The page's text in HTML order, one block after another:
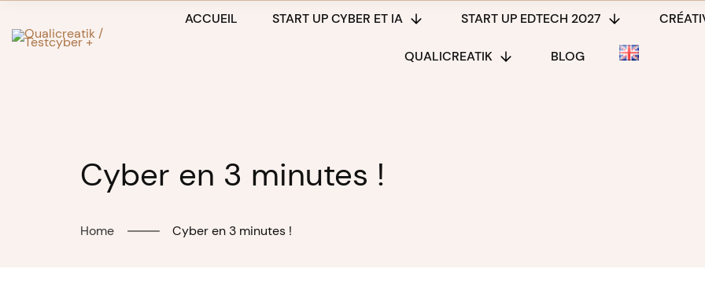
content
ACCUEIL START UP CYBER ET IA START UP EDTECH 2027
QUALICREATIK BLOG
Cyber en 3 minutes !
Home Cyber en 3 minutes !